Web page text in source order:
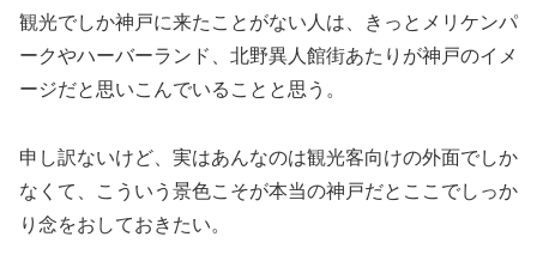
観光でしか神戸に来たことがない人は、きっとメリケンパ
ークやハーバーランド、北野異人館街あたりが神戸のイメ
ージだと思いこんでいることと思う。
申し訳ないけど、実はあんなのは観光客向けの外面でしか
なくて、こういう景色こそが本当の神戸だとここでしっか
り念をおしておきたい。